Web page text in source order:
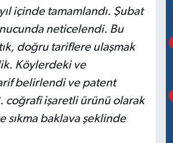
içinde tamamlandı. Şubat
neticelendi. Bu
doğru tariflere ulaşmak
Köylerdeki ve
belirlendi ve patent
coğrafi işaretli ürünü olarak
sıkma baklava şeklinde